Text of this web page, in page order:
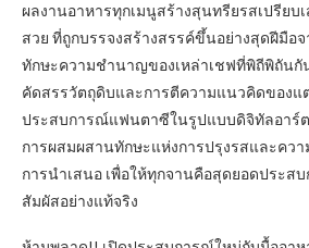
ผลงานอาหารทุกเมนูสร้างสุนทรียรสเปรีย
สวย ที่ถูกบรรจงสร้างสรรค์ขึ้นอย่างสุดฝีมือ
ทักษะความชำนาญของเหล่าเชฟที่พิถีพิถัน
คัดสรรวัตถุดิบและการตีความแนวคิดของแ
ประสบการณ์แฟนตาซีในรูปแบบดิจิทัลอาร์
การผสมผสานทักษะแห่งการปรุงรสและคว
การนำเสนอ เพื่อให้ทุกจานคือสุดยอดประส
สัมผัสอย่างแท้จริง